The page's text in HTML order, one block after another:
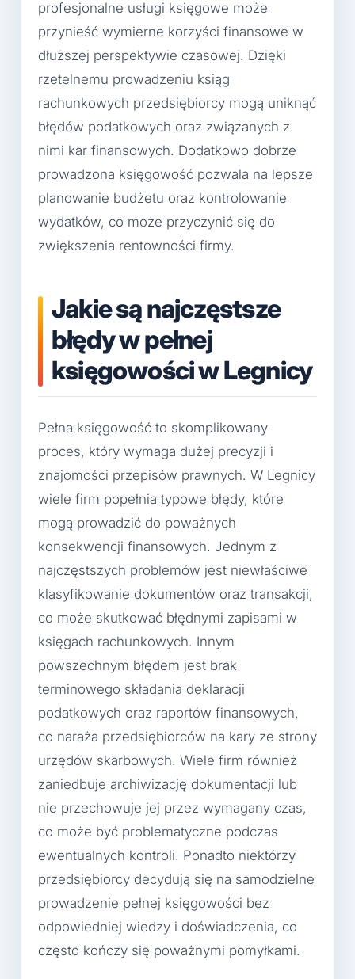
profesjonalne usługi księgowe może
przynieść wymierne korzyści finansowe w
dłuższej perspektywie czasowej. Dzięki
rzetelnemu prowadzeniu ksiąg
rachunkowych przedsiębiorcy mogą uniknąć
błędów podatkowych oraz związanych z
nimi kar finansowych. Dodatkowo dobrze
prowadzona księgowość pozwala na lepsze
planowanie budżetu oraz kontrolowanie
wydatków, co może przyczynić się do
zwiększenia rentowności firmy.
Jakie są najczęstsze
błędy w pełnej
księgowości w Legnicy
Pełna księgowość to skomplikowany
proces, który wymaga dużej precyzji i
znajomości przepisów prawnych. W Legnicy
wiele firm popełnia typowe błędy, które
mogą prowadzić do poważnych
konsekwencji finansowych. Jednym z
najczęstszych problemów jest niewłaściwe
klasyfikowanie dokumentów oraz transakcji,
co może skutkować błędnymi zapisami w
księgach rachunkowych. Innym
powszechnym błędem jest brak
terminowego składania deklaracji
podatkowych oraz raportów finansowych,
co naraża przedsiębiorców na kary ze strony
urzędów skarbowych. Wiele firm również
zaniedbuje archiwizację dokumentacji lub
nie przechowuje jej przez wymagany czas,
co może być problematyczne podczas
ewentualnych kontroli. Ponadto niektórzy
przedsiębiorcy decydują się na samodzielne
prowadzenie pełnej księgowości bez
odpowiedniej wiedzy i doświadczenia, co
często kończy się poważnymi pomyłkami.